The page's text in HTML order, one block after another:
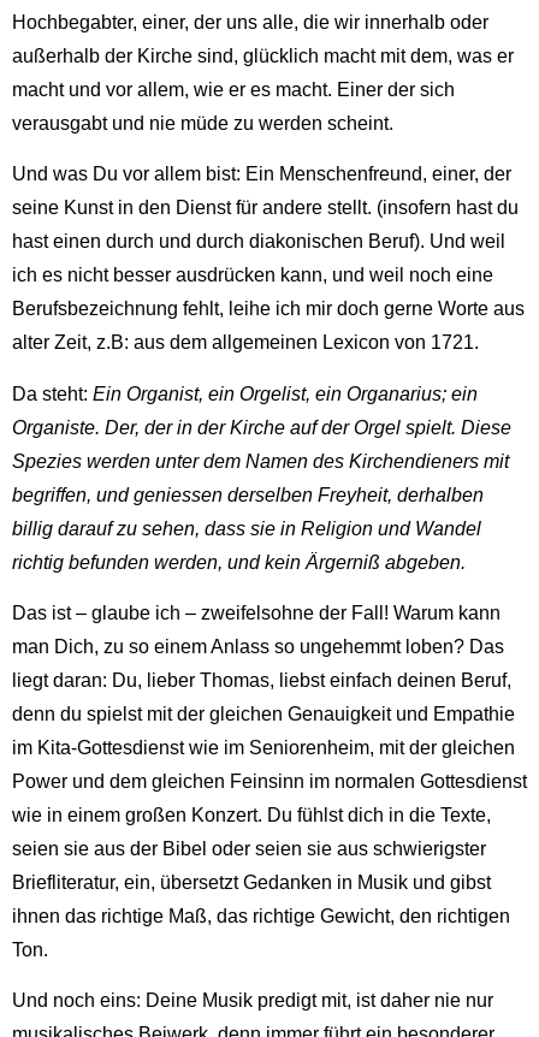
Hochbegabter, einer, der uns alle, die wir innerhalb oder
außerhalb der Kirche sind, glücklich macht mit dem, was er
macht und vor allem, wie er es macht. Einer der sich
verausgabt und nie müde zu werden scheint.
Und was Du vor allem bist: Ein Menschenfreund, einer, der
seine Kunst in den Dienst für andere stellt. (insofern hast du
hast einen durch und durch diakonischen Beruf). Und weil
ich es nicht besser ausdrücken kann, und weil noch eine
Berufsbezeichnung fehlt, leihe ich mir doch gerne Worte aus
alter Zeit, z.B: aus dem allgemeinen Lexicon von 1721.
Da steht: Ein Organist, ein Orgelist, ein Organarius; ein
Organiste. Der, der in der Kirche auf der Orgel spielt. Diese
Spezies werden unter dem Namen des Kirchendieners mit
begriffen, und geniessen derselben Freyheit, derhalben
billig darauf zu sehen, dass sie in Religion und Wandel
richtig befunden werden, und kein Ärgerniß abgeben.
Das ist – glaube ich – zweifelsohne der Fall! Warum kann
man Dich, zu so einem Anlass so ungehemmt loben? Das
liegt daran: Du, lieber Thomas, liebst einfach deinen Beruf,
denn du spielst mit der gleichen Genauigkeit und Empathie
im Kita-Gottesdienst wie im Seniorenheim, mit der gleichen
Power und dem gleichen Feinsinn im normalen Gottesdienst
wie in einem großen Konzert. Du fühlst dich in die Texte,
seien sie aus der Bibel oder seien sie aus schwierigster
Briefliteratur, ein, übersetzt Gedanken in Musik und gibst
ihnen das richtige Maß, das richtige Gewicht, den richtigen
Ton.
Und noch eins: Deine Musik predigt mit, ist daher nie nur